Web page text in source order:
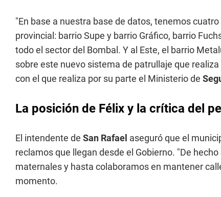
"En base a nuestra base de datos, tenemos
provincial: barrio Supe y barrio Gráfico, barrio
todo el sector del Bombal. Y al Este, el barrio
sobre este nuevo sistema de patrullaje que
con el que realiza por su parte el Ministerio de
La posición de Félix y la crítica del
El intendente de San Rafael aseguró que el
reclamos que llegan desde el Gobierno. "De
maternales y hasta colaboramos en mantener
momento.